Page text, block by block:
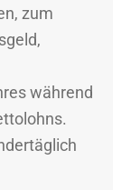
zum
während